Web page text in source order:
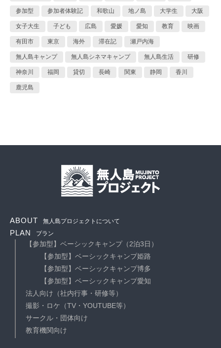
参加型 参加者体験記 和歌山 地ノ島 大学生 大阪
女子大生 子ども 広島 愛媛 愛知 教育 映画
有田市 東京 海外 滞在記 瀬戸内海
無人島キャンプ 無人島シネマキャンプ 無人島生活 研修
神奈川 福岡 貸切 長崎 関東 静岡 香川
鹿児島
ABOUT 無人島プロジェクトについて
PLAN プラン
【参加型】ベーシックキャンプ（2泊3日）
【参加型】ベーシックキャンプ姫路
【参加型】ベーシックキャンプ博多
【参加型】ベーシックキャンプ愛知
法人向け（社内行事・研修等）
撮影・ロケ（TV・YOUTUBE等）
サークル・団体向け
教育機関向け